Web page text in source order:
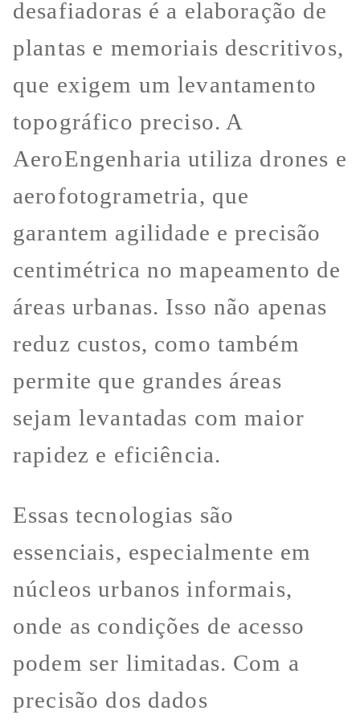
desafiadoras é a elaboração de
plantas e memoriais descritivos,
que exigem um levantamento
topográfico preciso. A
AeroEngenharia utiliza drones e
aerofotogrametria, que
garantem agilidade e precisão
centimétrica no mapeamento de
áreas urbanas. Isso não apenas
reduz custos, como também
permite que grandes áreas
sejam levantadas com maior
rapidez e eficiência.
Essas tecnologias são
essenciais, especialmente em
núcleos urbanos informais,
onde as condições de acesso
podem ser limitadas. Com a
precisão dos dados